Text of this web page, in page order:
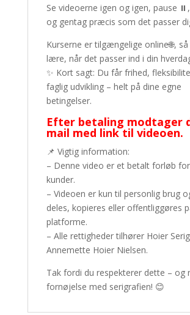
Se videoerne igen og igen, pause
og gentag præcis som det passer
Kurserne er tilgængelige online🌐,
lære, når det passer ind i din
✨ Kort sagt: Du får frihed,
faglig udvikling – helt på dine egne
betingelser.
Efter betaling modtager
mail med link til videoen.
📌 Vigtig information:
– Denne video er et betalt forløb
kunder.
– Videoen er kun til personlig brug
deles, kopieres eller offentliggøres
platforme.
– Alle rettigheder tilhører Hoier
Annemette Hoier Nielsen.
Tak fordi du respekterer dette – og
fornøjelse med serigrafien! 😊